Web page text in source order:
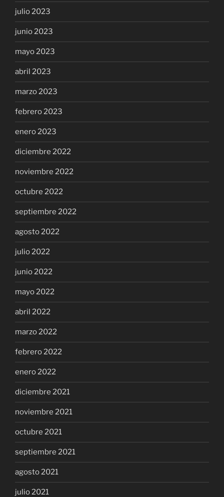
julio 2023
junio 2023
mayo 2023
abril 2023
marzo 2023
febrero 2023
enero 2023
diciembre 2022
noviembre 2022
octubre 2022
septiembre 2022
agosto 2022
julio 2022
junio 2022
mayo 2022
abril 2022
marzo 2022
febrero 2022
enero 2022
diciembre 2021
noviembre 2021
octubre 2021
septiembre 2021
agosto 2021
julio 2021